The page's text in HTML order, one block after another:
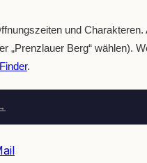
und Charakteren.
„Prenzlauer Berg“ wählen).
.